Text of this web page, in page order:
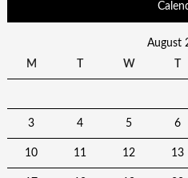
August
M
T W T
3 4 5 6
10 11 12 13